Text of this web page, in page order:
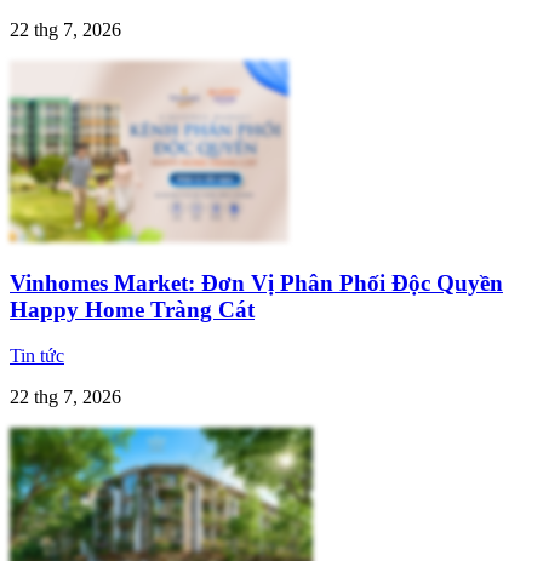
22 thg 7, 2026
Vinhomes Market: Đơn Vị Phân Phối Độc Quyền
Happy Home Tràng Cát
Tin tức
22 thg 7, 2026